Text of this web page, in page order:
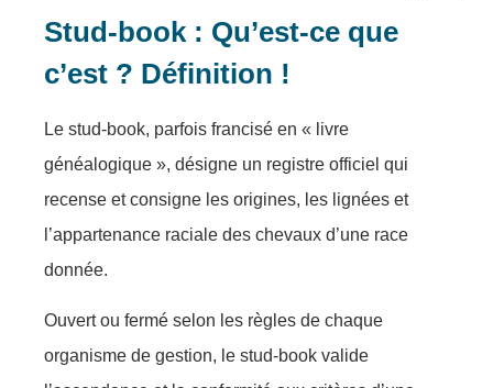
Stud-book : Qu’est-ce que
c’est ? Définition !
Le stud-book, parfois francisé en « livre
généalogique », désigne un registre officiel qui
recense et consigne les origines, les lignées et
l’appartenance raciale des chevaux d’une race
donnée.
Ouvert ou fermé selon les règles de chaque
organisme de gestion, le stud-book valide